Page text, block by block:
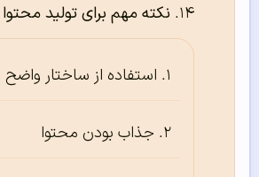
نکته مهم برای تولید محتوا
استفاده از ساختار واضح
جذاب بودن محتوا